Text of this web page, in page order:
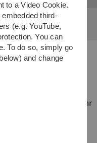
Research
Schichten (< 1 µm)
zu werden.
also entweder sehr
im Transmissions-
Strukturen
exponiert sein zur
to a Video Cookie.
third-
(e.g. YouTube,
You can
To do so, simply go
and change